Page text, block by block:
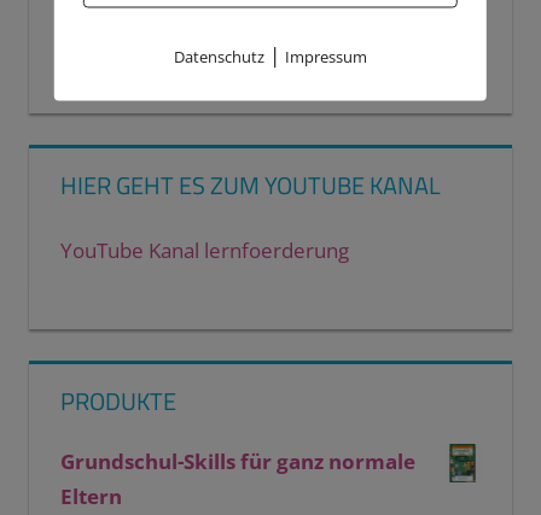
HIER GEHT ES ZUM YOUTUBE KANAL
YouTube Kanal lernfoerderung
PRODUKTE
Grundschul-Skills für ganz normale
Eltern
Datenschutz| Impressum